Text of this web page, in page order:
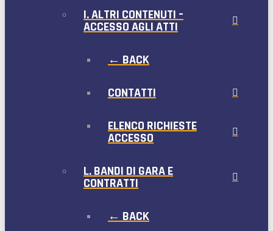
I. ALTRI CONTENUTI –
ACCESSO AGLI ATTI
← BACK
CONTATTI
ELENCO RICHIESTE
ACCESSO
L. BANDI DI GARA E
CONTRATTI
← BACK